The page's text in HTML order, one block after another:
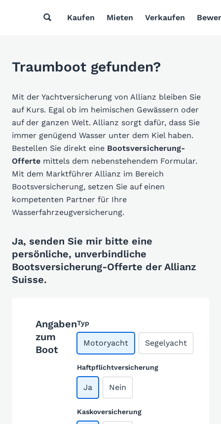
Kaufen Mieten Verkaufen
Traumboot gefunden?
Mit der Yachtversicherung von Allianz bleiben Sie
auf Kurs. Egal ob im heimischen Gewässern oder
auf der ganzen Welt. Allianz sorgt dafür, dass Sie
immer genügend Wasser unter dem Kiel haben.
Bestellen Sie direkt eine Bootsversicherung-
Offerte mittels dem nebenstehendem Formular.
Mit dem Marktführer Allianz im Bereich
Bootsversicherung, setzen Sie auf einen
kompetenten Partner für Ihre
Wasserfahrzeugversicherung.
Ja, senden Sie mir bitte eine
persönliche, unverbindliche
Bootsversicherung-Offerte der Allianz
Suisse.
Angaben
zum
Boot
Typ
Motoryacht Segelyacht
Haftpflichtversicherung
Ja Nein
Kaskoversicherung